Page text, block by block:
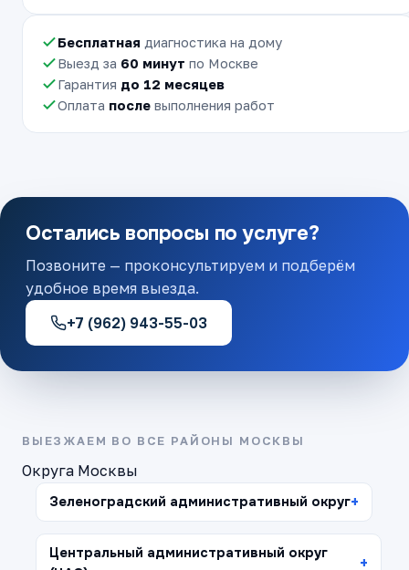
Бесплатная диагностика на дому
Выезд за 60 минут по Москве
Гарантия до 12 месяцев
Оплата после выполнения работ
Остались вопросы по услуге?
Позвоните — проконсультируем и подберём
удобное время выезда.
+7 (962) 943-55-03
ВЫЕЗЖАЕМ ВО ВСЕ РАЙОНЫ МОСКВЫ
Округа Москвы
Зеленоградский административный округ
Центральный административный округ